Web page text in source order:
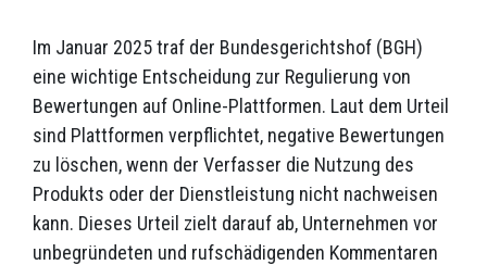
Im Januar 2025 traf der Bundesgerichtshof (BGH)
eine wichtige Entscheidung zur Regulierung von
Bewertungen auf Online-Plattformen. Laut dem Urteil
sind Plattformen verpflichtet, negative Bewertungen
zu löschen, wenn der Verfasser die Nutzung des
Produkts oder der Dienstleistung nicht nachweisen
kann. Dieses Urteil zielt darauf ab, Unternehmen vor
unbegründeten und rufschädigenden Kommentaren